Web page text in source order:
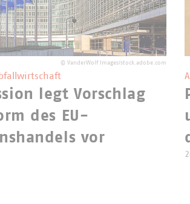
© VanderWolf Images/stock.adobe.com
legt Vorschlag
des EU-
vor